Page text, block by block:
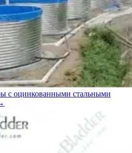
с оцинкованными стальными